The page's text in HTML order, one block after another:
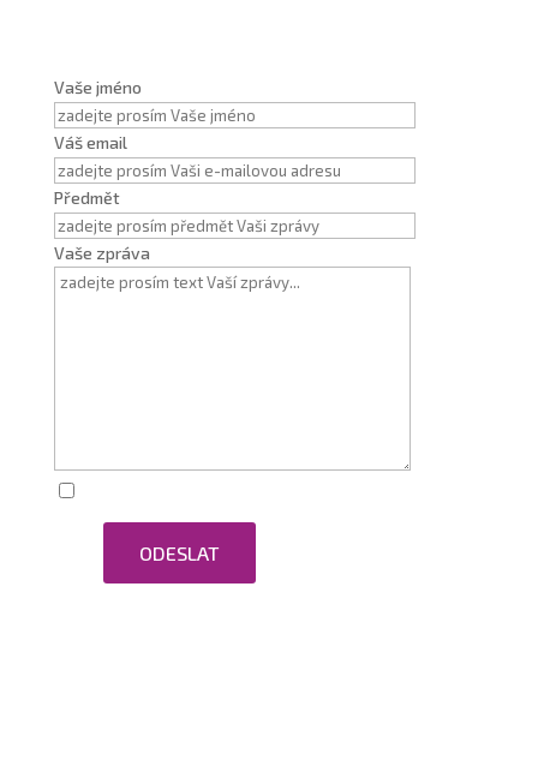
Vaše jméno
Váš email
Předmět
Vaše zpráva
ODESLAT